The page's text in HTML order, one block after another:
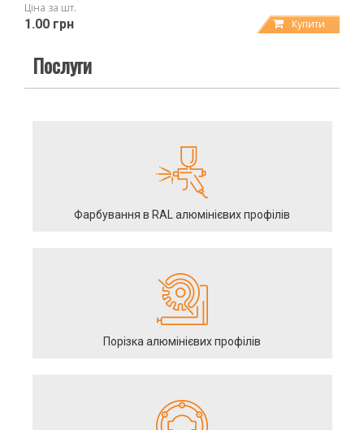
Ціна за шт.
1.00 грн Купити
Послуги
Фарбування в RAL алюмінієвих профілів
Порізка алюмінієвих профілів